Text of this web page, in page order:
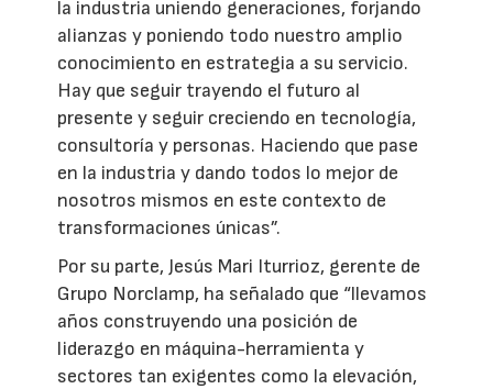
la industria uniendo generaciones, forjando
alianzas y poniendo todo nuestro amplio
conocimiento en estrategia a su servicio.
Hay que seguir trayendo el futuro al
presente y seguir creciendo en tecnología,
consultoría y personas. Haciendo que pase
en la industria y dando todos lo mejor de
nosotros mismos en este contexto de
transformaciones únicas”.
Por su parte, Jesús Mari Iturrioz, gerente de
Grupo Norclamp, ha señalado que “llevamos
años construyendo una posición de
liderazgo en máquina-herramienta y
sectores tan exigentes como la elevación,